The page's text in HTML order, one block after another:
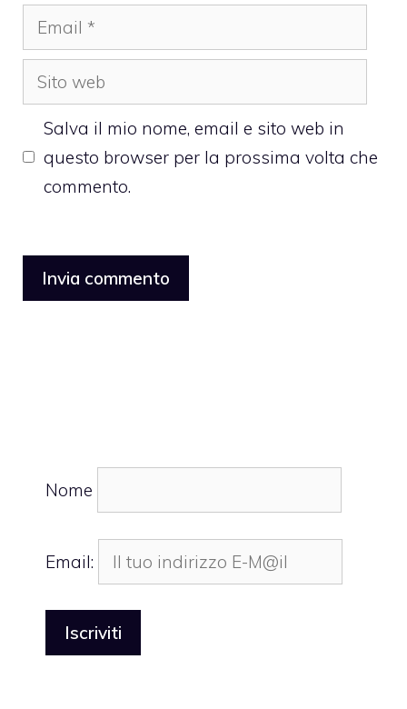
Email
Sito
web
Salva il mio nome, email e sito web in
questo browser per la prossima volta che
commento.
Nome
Email: